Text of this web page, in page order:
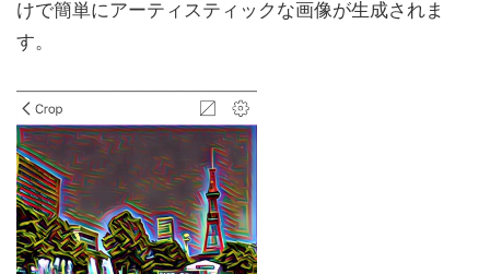
けで簡単にアーティスティックな画像が生成されま
す。